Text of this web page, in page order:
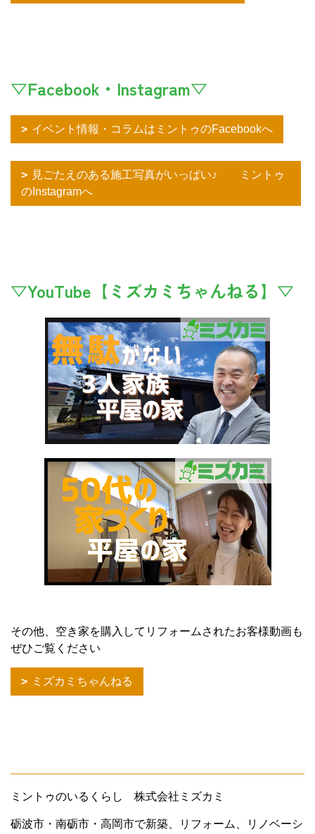
▽Facebook・Instagram▽
イベント情報・コラムはミントゥのFacebookへ
見ごたえのある施工写真がいっぱい♪ ミントゥ
のInstagramへ
▽YouTube【ミズカミちゃんねる】▽
その他、空き家を購入してリフォームされたお客様動画も
ぜひご覧ください
ミズカミちゃんねる
ミントゥのいるくらし 株式会社ミズカミ
砺波市・南砺市・高岡市で新築、リフォーム、リノベーシ